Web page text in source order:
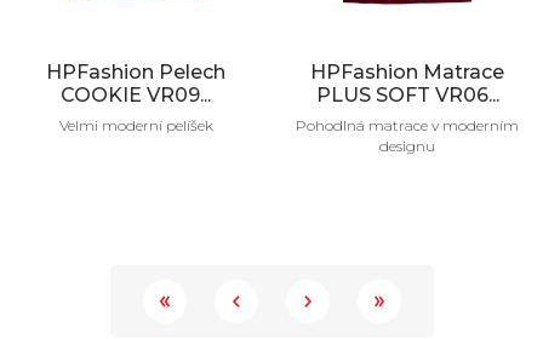
HPFashion Pelech
COOKIE VR09...
Velmi moderní pelíšek
HPFashion Matrace
PLUS SOFT VR06...
Pohodlná matrace v moderním
designu